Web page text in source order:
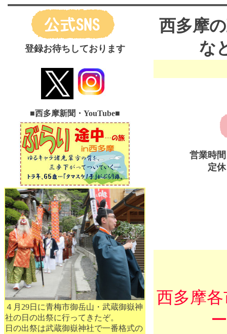
登録お待ちしております
■西多摩新聞・YouTube■
４月29日に青梅市御岳山・武蔵御嶽神
社の日の出祭に行ってきたぞ。
日の出祭は武蔵御嶽神社で一番格式の
西多摩
な
営業時
定
西多摩